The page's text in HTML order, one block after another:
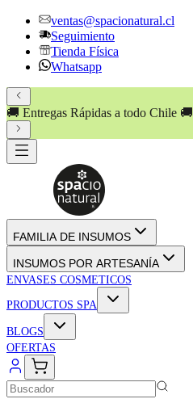
ventas@spacionatural.cl
Seguimiento
Tienda Física
Whatsapp
🚚 Entregas Rápidas a todo Chile 🚚
FAMILIA DE INSUMOS
INSUMOS POR ARTESANÍA
ENVASES COSMETICOS
PRODUCTOS SPA
BLOGS
OFERTAS